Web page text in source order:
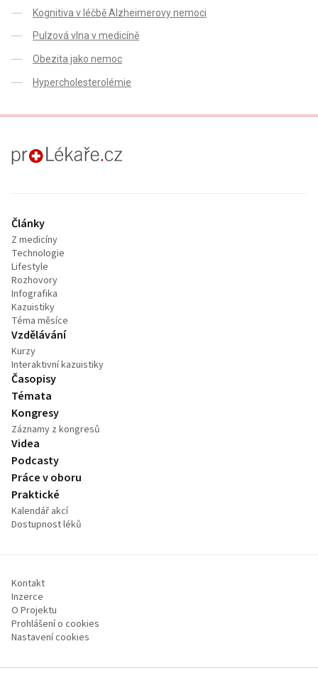
Kognitiva v léčbě Alzheimerovy nemoci
Pulzová vlna v medicíně
Obezita jako nemoc
Hypercholesterolémie
proLékaře.cz
Články
Z medicíny
Technologie
Lifestyle
Rozhovory
Infografika
Kazuistiky
Téma měsíce
Vzdělávání
Kurzy
Interaktivní kazuistiky
Časopisy
Témata
Kongresy
Záznamy z kongresů
Videa
Podcasty
Práce v oboru
Praktické
Kalendář akcí
Dostupnost léků
Kontakt
Inzerce
O Projektu
Prohlášení o cookies
Nastavení cookies